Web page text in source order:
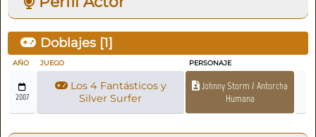
Doblajes [1]
AÑO JUEGO PERSONAJE
2007
Los 4 Fantásticos y
Silver Surfer
Johnny Storm / Antorcha
Humana